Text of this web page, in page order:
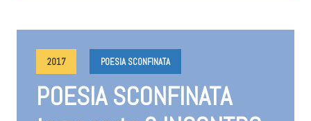
2017 POESIA SCONFINATA
POESIA SCONFINATA